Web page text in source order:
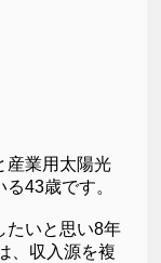
産業用太陽光
43歳です。
たいと思い8年
、収入源を複